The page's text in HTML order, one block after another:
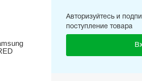
Авторизуйтесь и
поступление товара